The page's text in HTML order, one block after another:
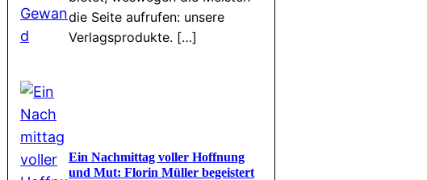
die Seite aufrufen: unsere
Verlagsprodukte. […]
Ein Nachmittag voller Hoffnung
und Mut: Florin Müller begeistert